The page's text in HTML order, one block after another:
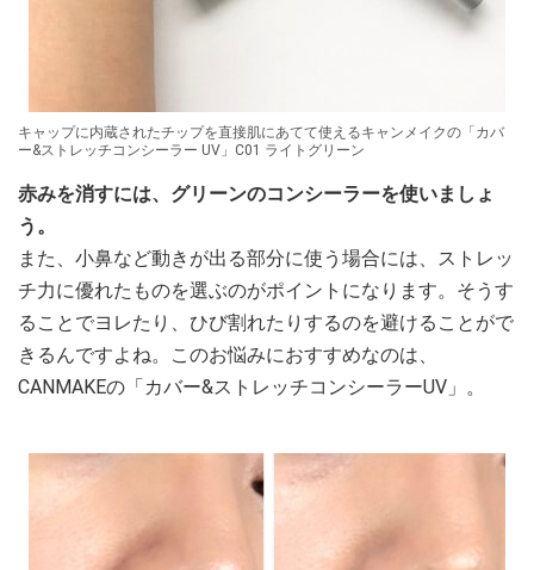
キャップに内蔵されたチップを直接肌にあてて使えるキャンメイクの「カバ
ー&ストレッチコンシーラー UV」C01 ライトグリーン
赤みを消すには、グリーンのコンシーラーを使いましょ
う。
また、小鼻など動きが出る部分に使う場合には、ストレッ
チ力に優れたものを選ぶのがポイントになります。そうす
ることでヨレたり、ひび割れたりするのを避けることがで
きるんですよね。このお悩みにおすすめなのは、
CANMAKEの「カバー&ストレッチコンシーラーUV」。